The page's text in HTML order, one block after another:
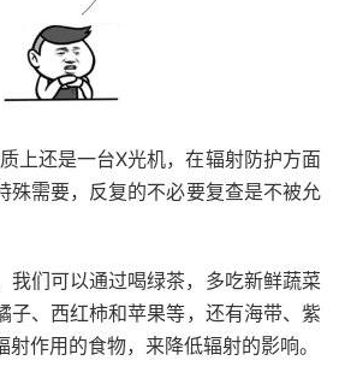
上还是一台X光机，在辐射防护方面
需要， 反复的不必要复查是不被允
我们可以通过喝绿茶，多吃新鲜蔬菜
子、西红柿和苹果等，还有海带、紫
作用的食物，来降低辐射的影响。